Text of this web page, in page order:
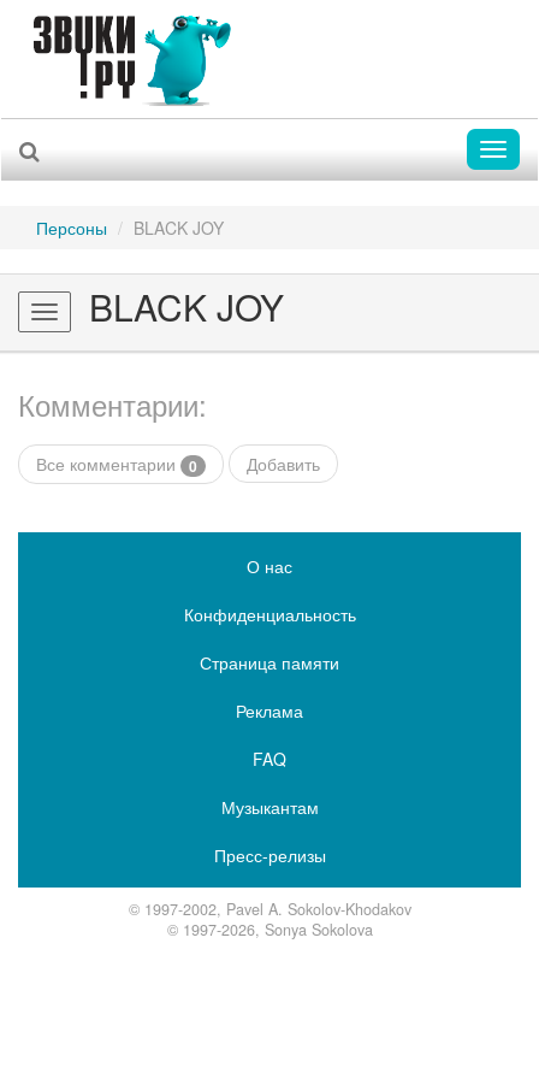
Персоны BLACK JOY
Toggle
navigation
BLACK JOY
Комментарии:
Все комментарии 0 Добавить
О нас
Конфиденциальность
Страница памяти
Реклама
FAQ
Музыкантам
Пресс-релизы
© 1997-2002, Pavel A. Sokolov-Khodakov
© 1997-2026, Sonya Sokolova